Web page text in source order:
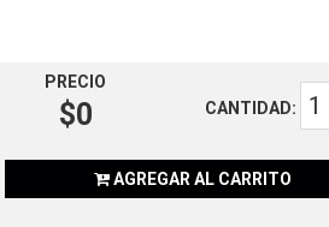
PRECIO
$0 CANTIDAD:
AGREGAR AL CARRITO